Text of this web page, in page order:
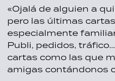
«Ojalá de alguien a
pero las últimas
especialmente
Publi, pedidos,
cartas como las que
amigas contándonos